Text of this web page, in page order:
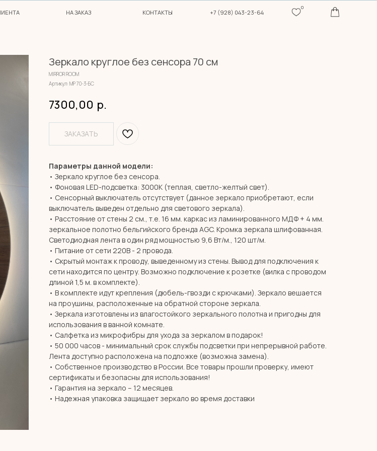
+7 (928) 043-23-64
Зеркало круглое без сенсора 70 см
MIRROR ROOM
Артикул: МР 70-3-БС
7300,00 р.
ЗАКАЗАТЬ
Параметры данной модели:
• Зеркало круглое без сенсора.
• Фоновая LED-подсветка: 3000К (теплая, светло-желтый свет).
• Сенсорный выключатель отсутствует (данное зеркало приобретают, если
выключатель выведен отдельно для светового зеркала).
• Расстояние от стены 2 см., т.е. 16 мм. каркас из ламинированного МДФ + 4 мм.
зеркальное полотно бельгийского бренда AGC. Кромка зеркала шлифованная.
Светодиодная лента в один ряд мощностью 9,6 Вт/м., 120 шт/м.
• Питание от сети 220В - 2 провода.
• Скрытый монтаж к проводу, выведенному из стены. Вывод для подключения к
сети находится по центру. Возможно подключение к розетке (вилка с проводом
длиной 1,5 м. в комплекте).
• В комплекте идут крепления (дюбель-гвозди с крючками). Зеркало вешается
на проушины, расположенные на обратной стороне зеркала.
• Зеркала изготовлены из влагостойкого зеркального полотна и пригодны для
использования в ванной комнате.
• Салфетка из микрофибры для ухода за зеркалом в подарок!
• 50 000 часов - минимальный срок службы подсветки при непрерывной работе.
Лента доступно расположена на подложке (возможна замена).
• Собственное производство в России. Все товары прошли проверку, имеют
сертификаты и безопасны для использования!
• Гарантия на зеркало – 12 месяцев.
• Надежная упаковка защищает зеркало во время доставки